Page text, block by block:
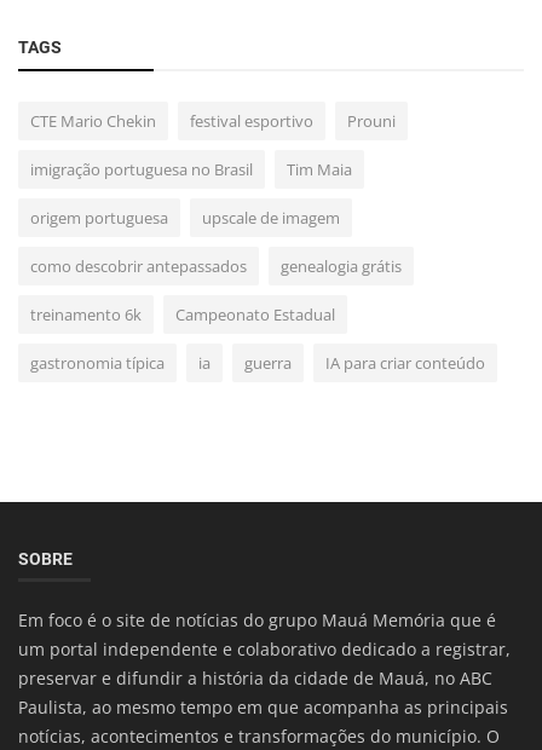
TAGS
CTE Mario Chekin festival esportivo Prouni
imigração portuguesa no Brasil Tim Maia
origem portuguesa upscale de imagem
como descobrir antepassados genealogia grátis
treinamento 6k Campeonato Estadual
gastronomia típica ia guerra IA para criar conteúdo
SOBRE
Em foco é o site de notícias do grupo Mauá Memória que é
um portal independente e colaborativo dedicado a registrar,
preservar e difundir a história da cidade de Mauá, no ABC
Paulista, ao mesmo tempo em que acompanha as principais
notícias, acontecimentos e transformações do município. O